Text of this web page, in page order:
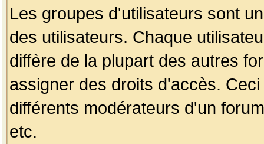
Les groupes d'utilisateurs sont
des utilisateurs. Chaque
diffère de la plupart des autres
assigner des droits d'accès.
différents modérateurs d'un
etc.